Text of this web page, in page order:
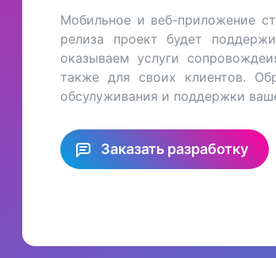
Мобильное и веб-приложение
релиза проект будет
оказываем услуги
также для своих клиентов.
обсулуживания и поддержки
Заказать разработку